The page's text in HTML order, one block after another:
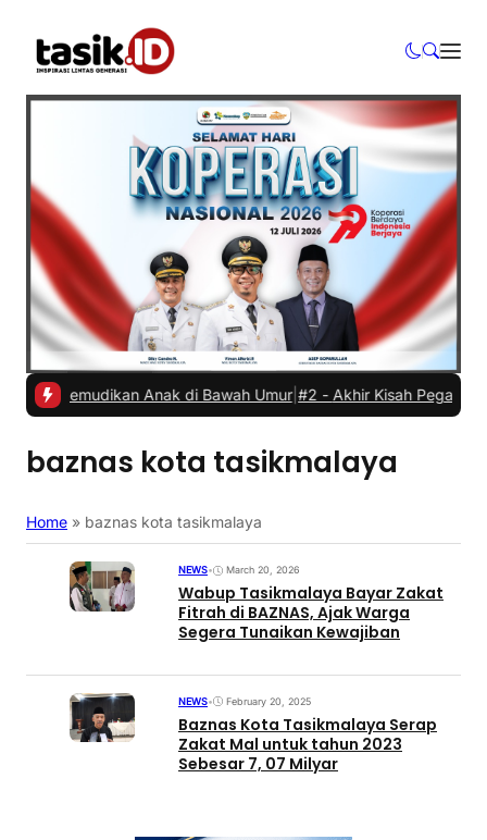
Anak di Bawah Umur |#2 -Akhir Kisah Pegawai
baznas kota tasikmalaya
Home » baznas kota tasikmalaya
NEWS• March 20, 2026
Wabup Tasikmalaya Bayar Zakat
Fitrah di BAZNAS, Ajak Warga
Segera Tunaikan Kewajiban
NEWS• February 20, 2025
Baznas Kota Tasikmalaya Serap
Zakat Mal untuk tahun 2023
Sebesar 7, 07 Milyar